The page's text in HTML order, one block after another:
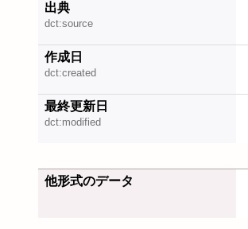
出典
dct:source
作成日
dct:created
最終更新日
dct:modified
他形式のデータ